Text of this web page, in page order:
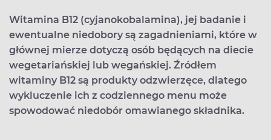
Witamina B12 (cyjanokobalamina), jej badanie i
ewentualne niedobory są zagadnieniami, które w
głównej mierze dotyczą osób będących na diecie
wegetariańskiej lub wegańskiej. Źródłem
witaminy B12 są produkty odzwierzęce, dlatego
wykluczenie ich z codziennego menu może
spowodować niedobór omawianego składnika.